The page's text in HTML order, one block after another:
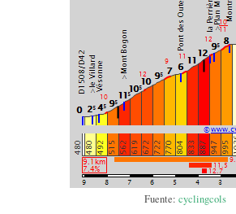
Fuente: cyclingcols